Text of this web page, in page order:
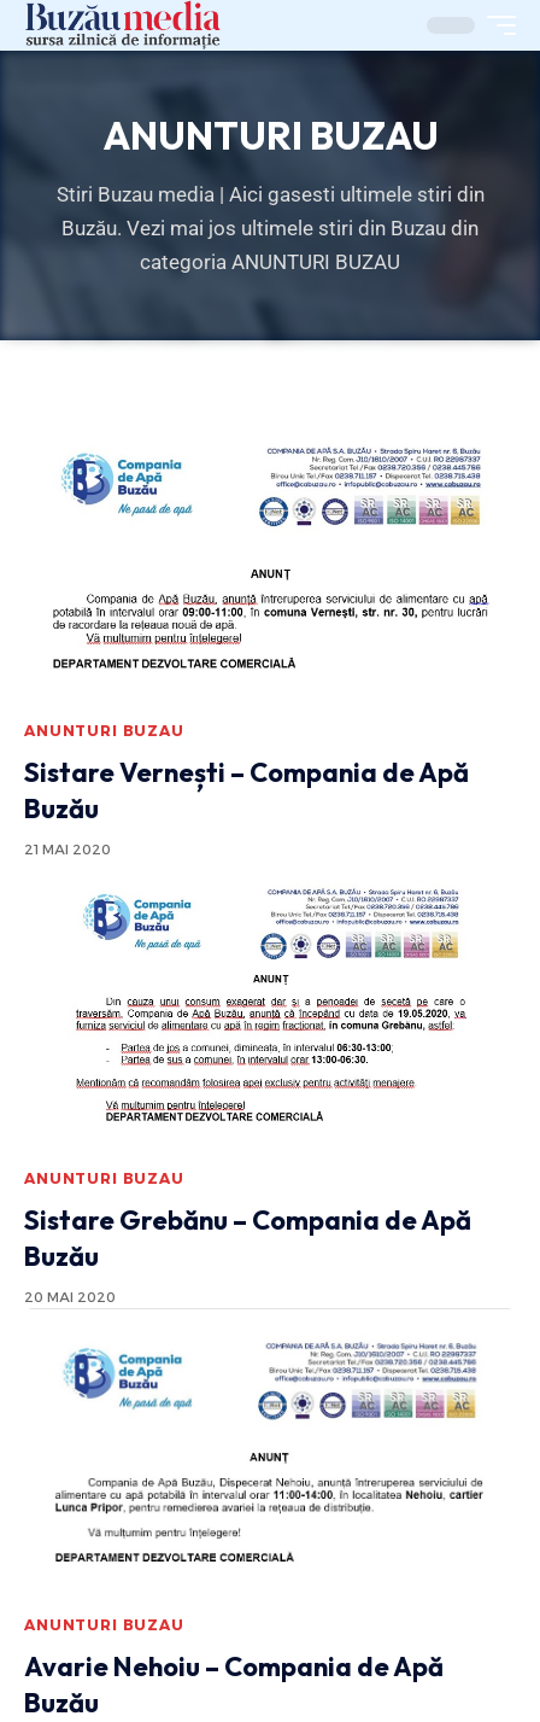
ANUNTURI BUZAU
Stiri Buzau media | Aici gasesti ultimele stiri din
Buzău. Vezi mai jos ultimele stiri din Buzau din
categoria ANUNTURI BUZAU
ANUNTURI BUZAU
Sistare Vernești – Compania de Apă
Buzău
21 MAI 2020
ANUNTURI BUZAU
Sistare Grebănu – Compania de Apă
Buzău
20 MAI 2020
ANUNTURI BUZAU
Avarie Nehoiu – Compania de Apă
Buzău